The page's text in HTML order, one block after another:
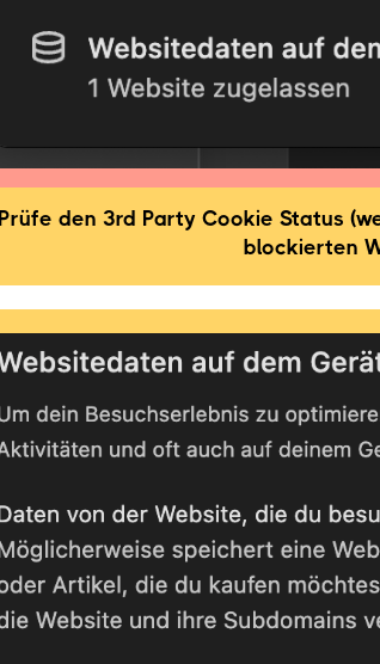
Prüfe den 3rd Party Cookie Status
blockierten